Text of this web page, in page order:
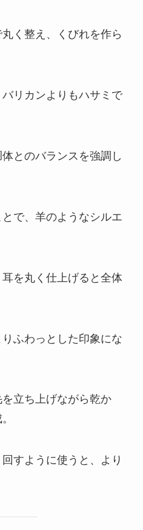
く整え、くびれを作ら
リカンよりもハサミで
とのバランスを強調し
で、羊のようなシルエ
を丸く仕上げると全体
ふわっとした印象にな
立ち上げながら乾か
すように使うと、より